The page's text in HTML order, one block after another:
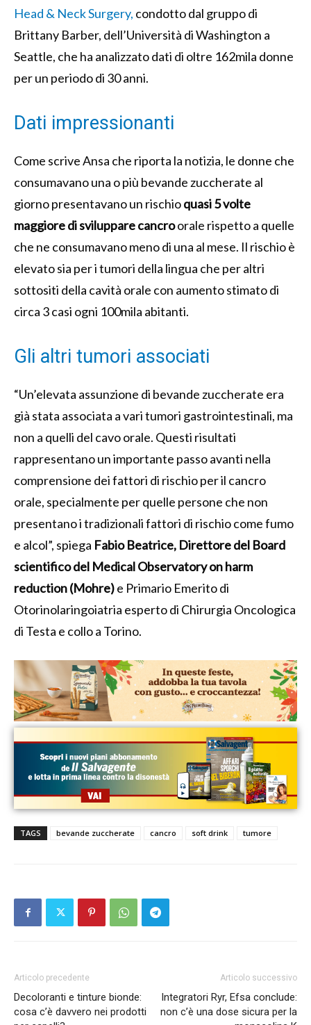
Head & Neck Surgery, condotto dal gruppo di
Brittany Barber, dell’Università di Washington a
Seattle, che ha analizzato dati di oltre 162mila donne
per un periodo di 30 anni.
Dati impressionanti
Come scrive Ansa che riporta la notizia, le donne che
consumavano una o più bevande zuccherate al
giorno presentavano un rischioquasi 5 volte
maggiore di sviluppare cancroorale rispetto a quelle
che ne consumavano meno di una al mese. Il rischio è
elevato sia per i tumori della lingua che per altri
sottositi della cavità orale con aumento stimato di
circa 3 casi ogni 100mila abitanti.
Gli altri tumori associati
“Un’elevata assunzione di bevande zuccherate era
già stata associata a vari tumori gastrointestinali, ma
non a quelli del cavo orale. Questi risultati
rappresentano un importante passo avanti nella
comprensione dei fattori di rischio per il cancro
orale, specialmente per quelle persone che non
presentano i tradizionali fattori di rischio come fumo
e alcol”, spiega Fabio Beatrice, Direttore del Board
scientifico del Medical Observatory on harm
reduction (Mohre)e Primario Emerito di
Otorinolaringoiatria esperto di Chirurgia Oncologica
di Testa e collo a Torino.
TAGS bevande zuccherate cancro soft drink tumore
Articolo precedente
Decoloranti e tinture bionde:
cosa c’è davvero nei prodotti
Articolo successivo
Integratori Ryr, Efsa conclude:
non c’è una dose sicura per la